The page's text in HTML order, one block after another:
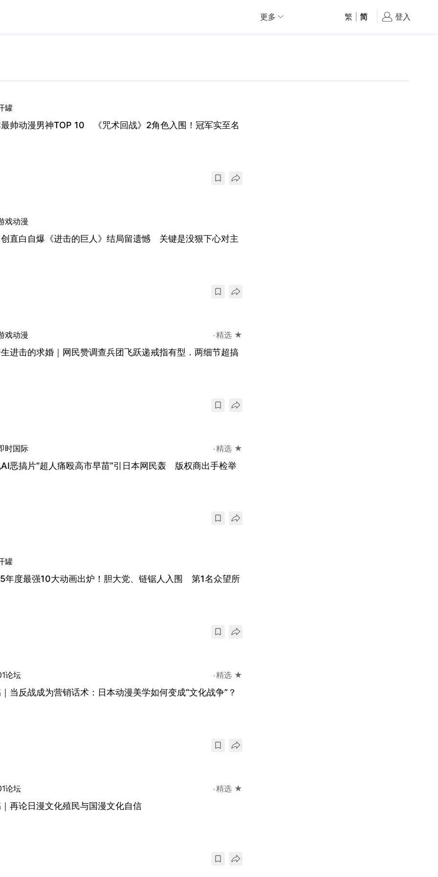
更多 繁 简 登入
罐
帅动漫男神TOP 10 《咒术回战》2角色入围！冠军实至名
戏动漫
直白自爆《进击的巨人》结局留遗憾 关键是没狠下心对主
戏动漫 精选 ★
进击的求婚｜网民赞调查兵团飞跃递戒指有型．两细节超搞
时国际 精选 ★
恶搞片“超人痛殴高市早苗”引日本网民轰 版权商出手检举
罐
年度最强10大动画出炉！胆大党、链锯人入围 第1名众望所
论坛 精选 ★
当反战成为营销话术：日本动漫美学如何变成“文化战争”？
论坛 精选 ★
再论日漫文化殖民与国漫文化自信